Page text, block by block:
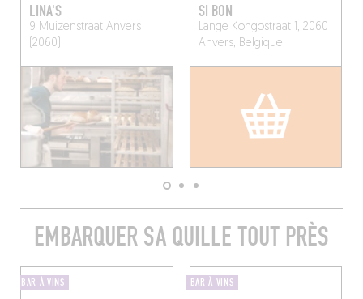
LINA'S
9 MuizenstraatAnvers
(2060)
SI BON
Lange Kongostraat 1, 2060
Anvers, Belgique
EMBARQUER SA QUILLE TOUT PRÈS
BAR À VINS BAR À VINS